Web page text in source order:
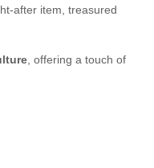
after item, treasured
, offering a touch of